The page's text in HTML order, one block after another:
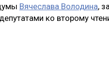
Вячеслава Володина,
ко второму